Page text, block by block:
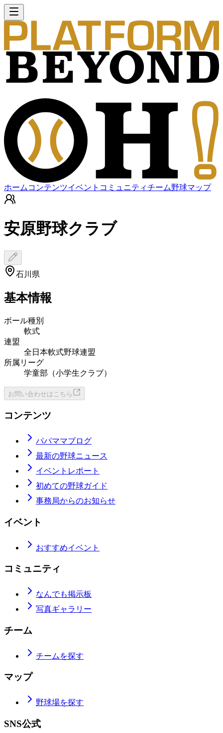
ホーム コンテンツイベント コミュニティチーム野球マップ
安原野球クラブ
石川県
基本情報
ボール種別
軟式
連盟
全日本軟式野球連盟
所属リーグ
学童部（小学生クラブ）
お問い合わせはこちら
コンテンツ
パパママブログ
最新の野球ニュース
イベントレポート
初めての野球ガイド
事務局からのお知らせ
イベント
おすすめイベント
コミュニティ
なんでも掲示板
写真ギャラリー
チーム
チームを探す
マップ
野球場を探す
SNS公式